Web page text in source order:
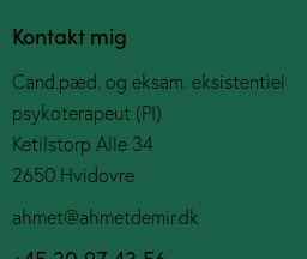
Kontakt mig
Cand.pæd. og eksam. eksistentiel
psykoterapeut (PI)
Ketilstorp Alle 34
2650 Hvidovre
ahmet@ahmetdemir.dk